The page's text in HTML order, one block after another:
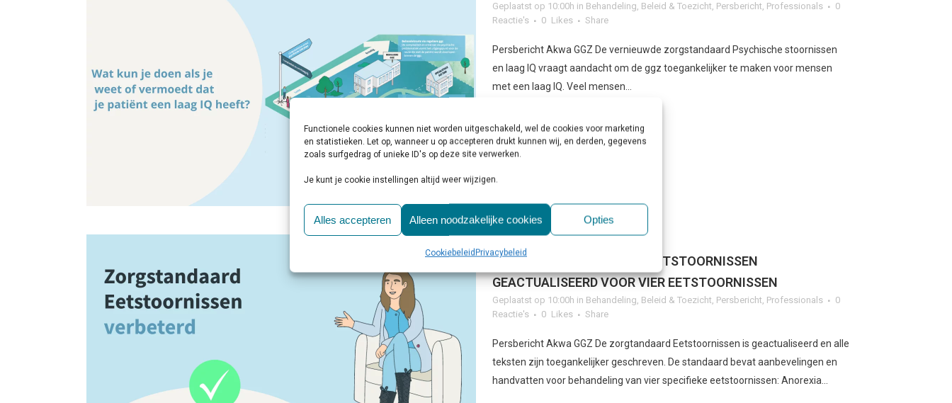
Functionele cookies kunnen niet worden uitgeschakeld, wel de cookies voor marketing
en statistieken. Let op, wanneer u op accepteren drukt kunnen wij, en derden, gegevens
zoals surfgedrag of unieke ID's op deze site verwerken.
Je kunt je cookie instellingen altijd weer wijzigen.
Alles accepteren Alleen noodzakelijke cookies Opties
Cookiebeleid Privacybeleid
Geplaatst op 10:00h in Behandeling, Beleid & Toezicht, Persbericht, Professionals
0
Reactie's
0 Likes Share
Persbericht Akwa GGZ De vernieuwde zorgstandaard Psychische stoornissen
en laag IQ vraagt aandacht om de ggz toegankelijker te maken voor mensen
met een laag IQ. Veel mensen...
LEES MEER
31 OKT
ZORGSTANDAARD EETSTOORNISSEN
GEACTUALISEERD VOOR VIER EETSTOORNISSEN
Geplaatst op 10:00h in Behandeling, Beleid & Toezicht, Persbericht, Professionals
0
Reactie's
0 Likes Share
Persbericht Akwa GGZ De zorgtandaard Eetstoornissen is geactualiseerd en alle
teksten zijn toegankelijker geschreven. De standaard bevat aanbevelingen en
handvatten voor behandeling van vier specifieke eetstoornissen: Anorexia...